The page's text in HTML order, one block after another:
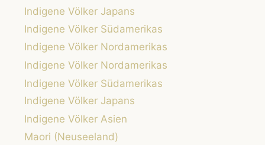
Indigene Völker Japans
Indigene Völker Südamerikas
Indigene Völker Nordamerikas
Indigene Völker Nordamerikas
Indigene Völker Südamerikas
Indigene Völker Japans
Indigene Völker Asien
Maori (Neuseeland)